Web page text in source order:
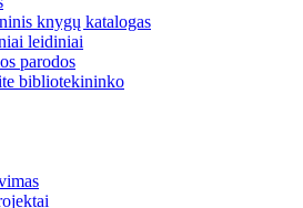
knygų katalogas
leidiniai
parodos
bibliotekininko